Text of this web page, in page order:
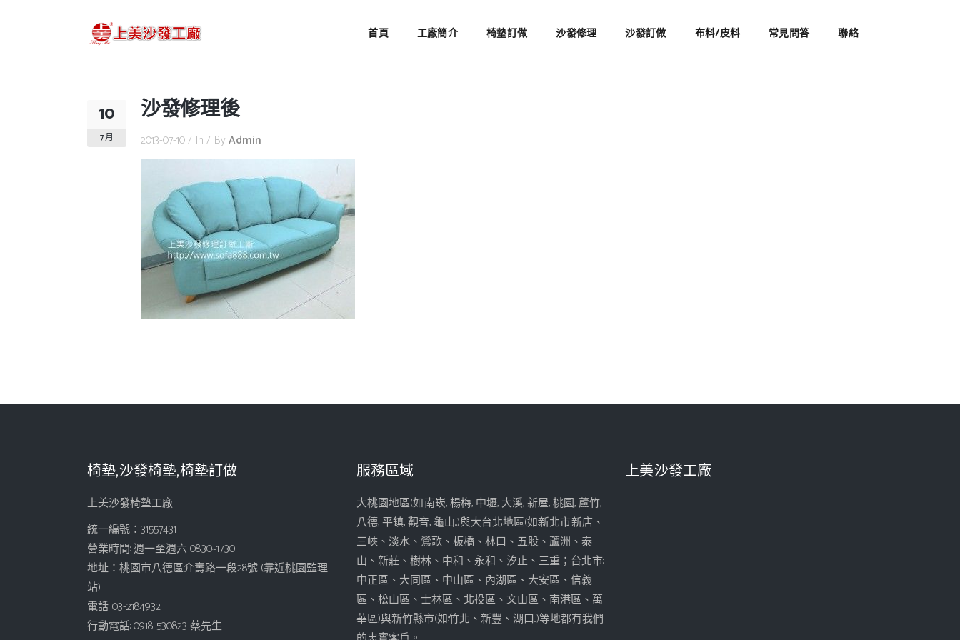
首頁 工廠簡介 椅墊訂做 沙發修理 沙發訂做 布料/皮料 常見問答 聯絡
10
7 月
沙發修理後
2013-07-10 In By Admin
椅墊,沙發椅墊,椅墊訂做
上美沙發椅墊工廠
統一編號：31557431
營業時間: 週一至週六 08:30~17:30
地址：桃園市八德區介壽路一段28號 (靠近桃園監理
站)
電話: 03-2184932
行動電話: 0918-530823 蔡先生
服務區域
大桃園地區(如:南崁, 楊梅, 中壢, 大溪, 新屋, 桃園, 蘆竹,
八德, 平鎮, 觀音, 龜山...)與大台北地區(如:新北市:新店、
三峽、淡水、鶯歌、板橋、林口、五股、蘆洲、泰
山、新莊、樹林、中和、永和、汐止、三重；台北市:
中正區、大同區、中山區、內湖區、大安區、信義
區、松山區、士林區、北投區、文山區、南港區、萬
華區)與新竹縣市(如:竹北、新豐、湖口...)等地都有我們
上美沙發工廠